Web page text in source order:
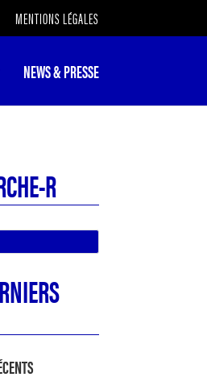
MENTIONS LÉGALES
NEWS & PRESSE
R